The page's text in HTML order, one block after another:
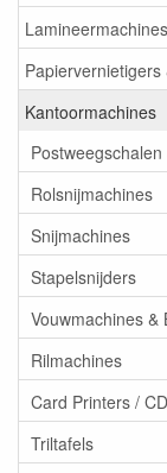
Papiervernietigers
Kantoormachines
Rolsnijmachines
Snijmachines
Stapelsnijders
Vouwmachines &
Rilmachines
Card Printers /
Triltafels